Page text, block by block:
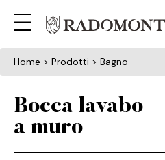
Home > Prodotti > Bagno
Bocca lavabo
a muro